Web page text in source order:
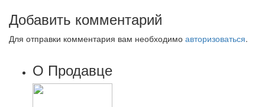
Добавить комментарий
Для отправки комментария вам необходимо авторизоваться.
О Продавце